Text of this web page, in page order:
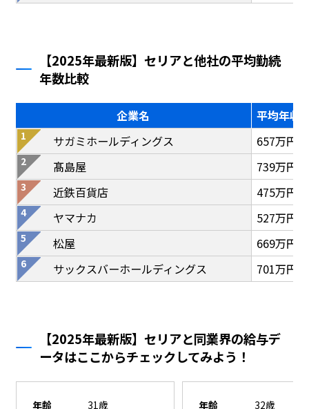
【2025年最新版】セリアと他社の平均勤続
年数比較
企業名
平均年収
サガミホールディングス
657万円
髙島屋
739万円
近鉄百貨店
475万円
ヤマナカ
527万円
松屋
669万円
サックスバーホールディングス
701万円
【2025年最新版】セリアと同業界の給与デ
ータはここからチェックしてみよう！
年齢 31歳 年齢 32歳